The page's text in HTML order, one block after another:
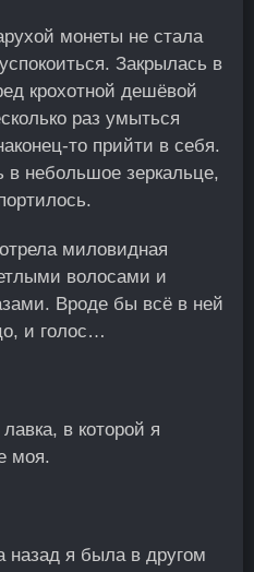
монеты не стала
Закрылась в
крохотной дешёвой
раз умыться
то прийти в себя.
в небольшое зеркальце,
миловидная
волосами и
Вроде бы всё в ней
и голос…
в которой я
моя.
назад я была в другом